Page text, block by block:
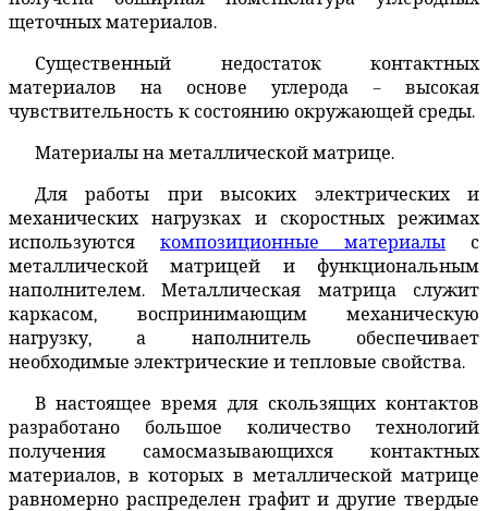
щеточных материалов.
Существенный недостаток контактных
материалов на основе углерода – высокая
чувствительность к состоянию окружающей среды.
Материалы на металлической матрице.
Для работы при высоких электрических и
механических нагрузках и скоростных режимах
используются композиционные материалы с
металлической матрицей и функциональным
наполнителем. Металлическая матрица служит
каркасом, воспринимающим механическую
нагрузку, а наполнитель обеспечивает
необходимые электрические и тепловые свойства.
В настоящее время для скользящих контактов
разработано большое количество технологий
получения самосмазывающихся контактных
материалов, в которых в металлической матрице
равномерно распределен графит и другие твердые